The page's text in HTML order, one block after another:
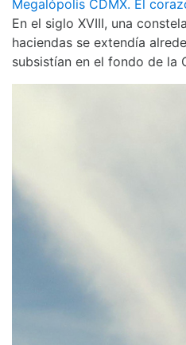
Megalópolis CDMX. El
En el siglo XVIII, una
haciendas se extendía
subsistían en el fondo de la